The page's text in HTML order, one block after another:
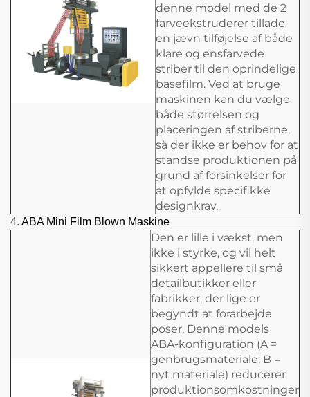
denne model med de 2
farveekstruderer tillade
en jævn tilføjelse af både
klare og ensfarvede
striber til den oprindelige
basefilm. Ved at bruge
maskinen kan du vælge
både størrelsen og
placeringen af striberne,
så der ikke er behov for at
standse produktionen på
grund af forsinkelser for
at opfylde specifikke
designkrav.
4. ABA Mini Film Blown Maskine
Den er lille i vækst, men
ikke i styrke, og vil helt
sikkert appellere til små
detailbutikker eller
fabrikker, der lige er
begyndt at forarbejde
poser. Denne models
ABA-konfiguration (A =
genbrugsmateriale; B =
nyt materiale) reducerer
produktionsomkostninger